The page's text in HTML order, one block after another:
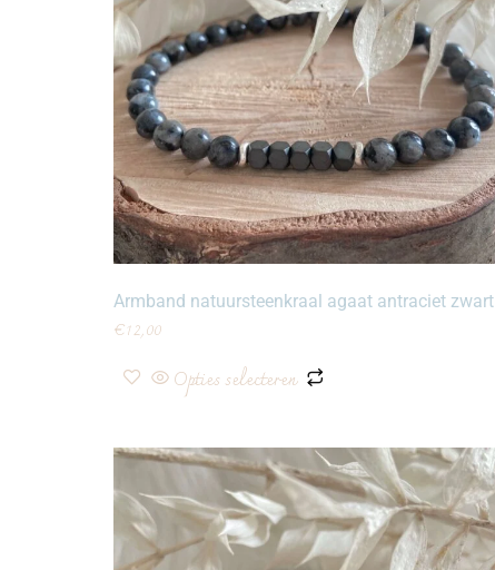
Armband natuursteenkraal agaat antraciet zwart
€12,00
Opties selecteren